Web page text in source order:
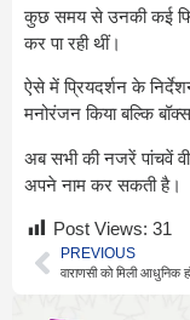
कुछ समय से उनकी कई
कर पा रही थीं।
ऐसे में प्रियदर्शन के
मनोरंजन किया बल्कि
अब सभी की नजरें पांचवें
अपने नाम कर सकती है।
Post Views: 31
PREVIOUS